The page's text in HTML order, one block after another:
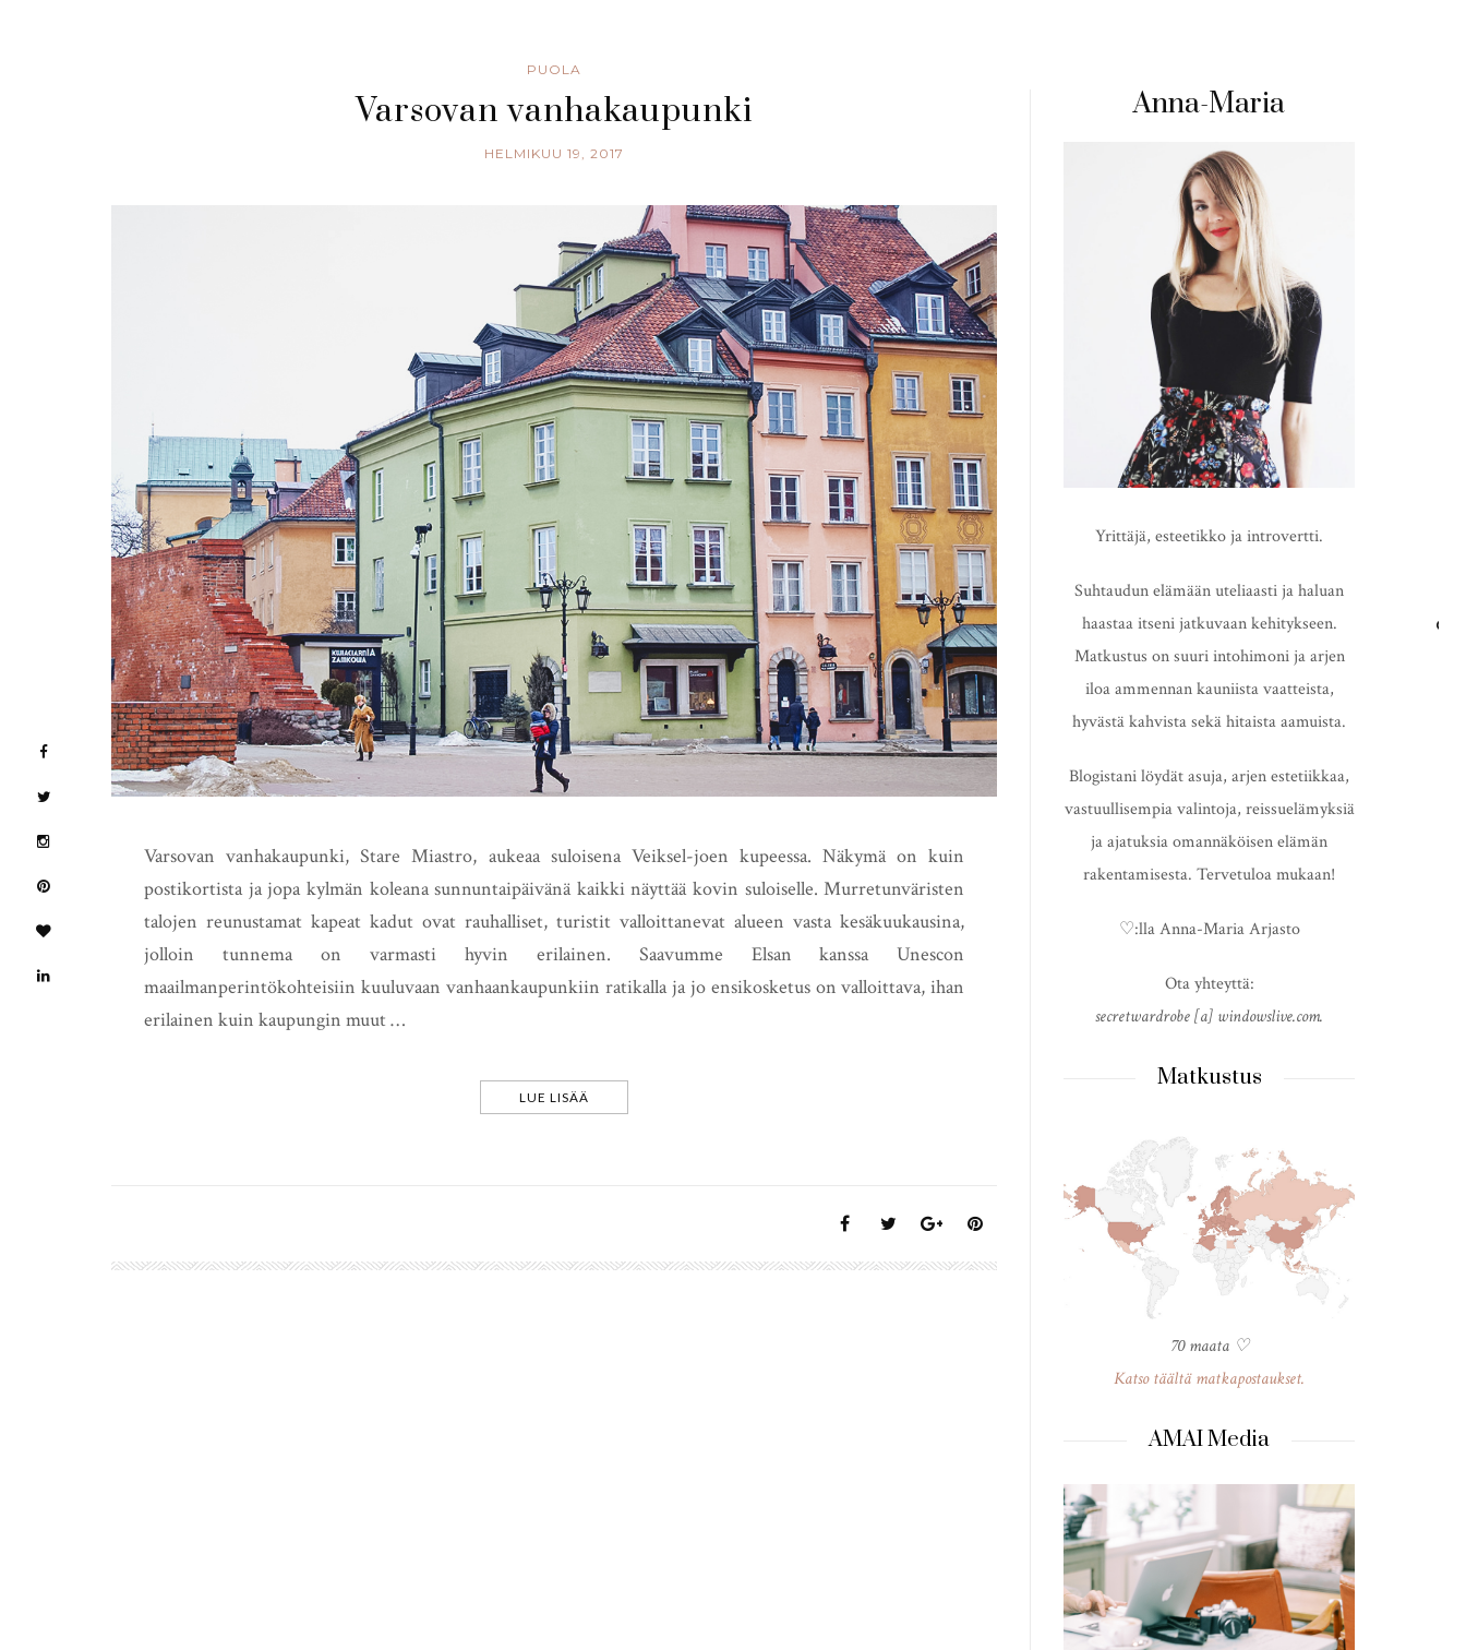
PUOLA
Varsovan vanhakaupunki
HELMIKUU 19, 2017
Varsovan vanhakaupunki, Stare Miastro, aukeaa suloisena Veiksel-joen kupeessa. Näkymä on kuin
postikortista ja jopa kylmän koleana sunnuntaipäivänä kaikki näyttää kovin suloiselle. Murretunväristen
talojen reunustamat kapeat kadut ovat rauhalliset, turistit valloittanevat alueen vasta kesäkuukausina,
jolloin tunnema on varmasti hyvin erilainen. Saavumme Elsan kanssa Unescon
maailmanperintökohteisiin kuuluvaan vanhaankaupunkiin ratikalla ja jo ensikosketus on valloittava, ihan
erilainen kuin kaupungin muut …
LUE LISÄÄ
Anna-Maria
Yrittäjä, esteetikko ja introvertti.
Suhtaudun elämään uteliaasti ja haluan
haastaa itseni jatkuvaan kehitykseen.
Matkustus on suuri intohimoni ja arjen
iloa ammennan kauniista vaatteista,
hyvästä kahvista sekä hitaista aamuista.
Blogistani löydät asuja, arjen estetiikkaa,
vastuullisempia valintoja, reissuelämyksiä
ja ajatuksia omannäköisen elämän
rakentamisesta. Tervetuloa mukaan!
♡:lla Anna-Maria Arjasto
Ota yhteyttä:
secretwardrobe [a] windowslive.com.
Matkustus
70 maata ♡
Katso täältä matkapostaukset.
AMAI Media